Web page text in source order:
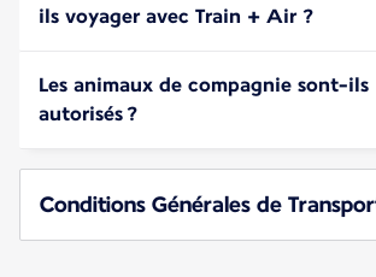
ils voyager avec Train + Air ?
Les animaux de compagnie sont-ils
autorisés ?
Conditions Générales de